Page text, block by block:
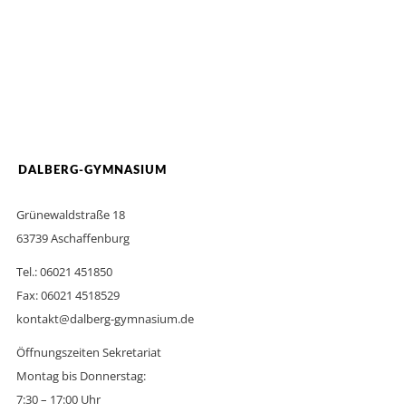
DALBERG-GYMNASIUM
Grünewaldstraße 18
63739 Aschaffenburg
Tel.: 06021 451850
Fax: 06021 4518529
kontakt@dalberg-gymnasium.de
Öffnungszeiten Sekretariat
Montag bis Donnerstag:
7:30 – 17:00 Uhr